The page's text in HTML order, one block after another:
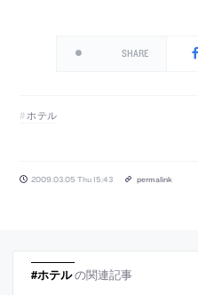
SHARE
ホテル
2009.03.05 Thu 15:43 permalink
#ホテルの関連記事